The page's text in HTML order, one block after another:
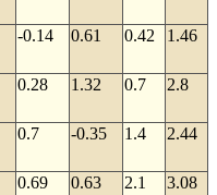
-0.14 0.61 0.42 1.46
0.28 1.32 0.7 2.8
0.7 -0.35 1.4 2.44
0.69 0.63 2.1 3.08